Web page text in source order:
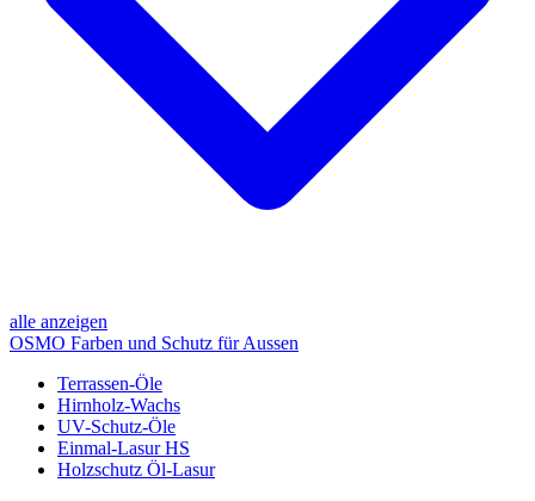
alle anzeigen
OSMO Farben und Schutz für Aussen
Terrassen-Öle
Hirnholz-Wachs
UV-Schutz-Öle
Einmal-Lasur HS
Holzschutz Öl-Lasur